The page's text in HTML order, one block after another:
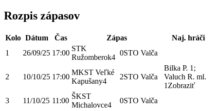
Rozpis zápasov
Kolo Dátum Čas Zápas
Naj. hráči
1
26/09/25 17:00
STK
Ružomberok4
0STO Valča
2 10/10/25 17:00
MKST Veľké
Kapušany4
2STO Valča
Bilka P. 1;
Valuch R. ml.
1 Zobraziť
3
11/10/25 11:00
ŠKST
Michalovce4
0STO Valča